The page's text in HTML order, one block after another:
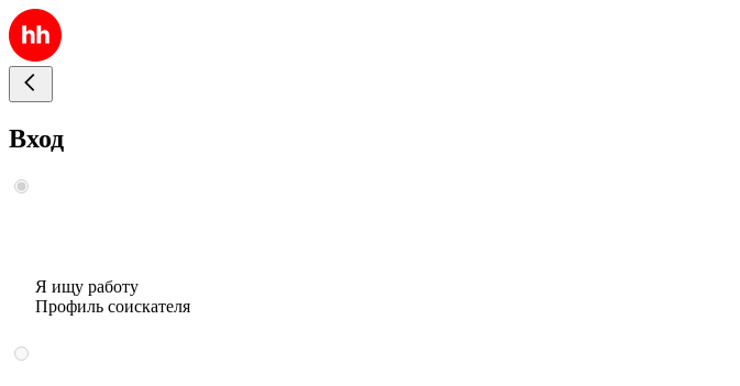
Вход
Я ищу работу
Профиль соискателя